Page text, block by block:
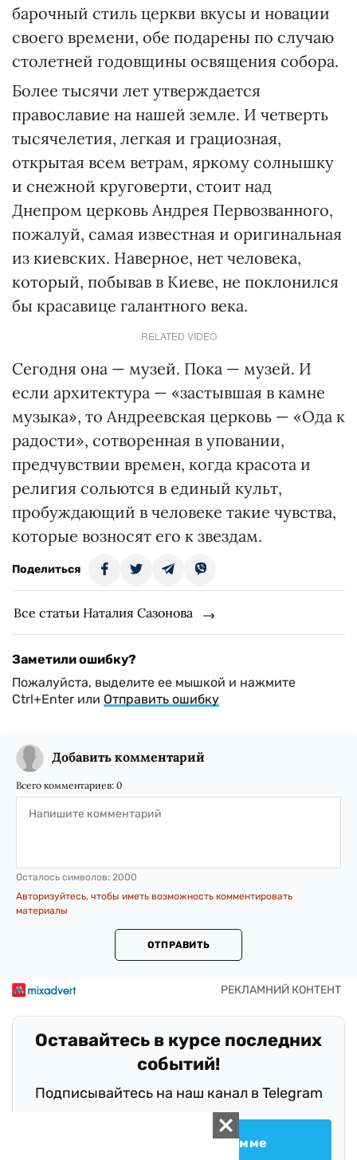
барочный стиль церкви вкусы и новации
своего времени, обе подарены по случаю
столетней годовщины освящения собора.
Более тысячи лет утверждается
православие на нашей земле. И четверть
тысячелетия, легкая и грациозная,
открытая всем ветрам, яркому солнышку
и снежной круговерти, стоит над
Днепром церковь Андрея Первозванного,
пожалуй, самая известная и оригинальная
из киевских. Наверное, нет человека,
который, побывав в Киеве, не поклонился
бы красавице галантного века.
RELATED VIDEO
Сегодня она — музей. Пока — музей. И
если архитектура — «застывшая в камне
музыка», то Андреевская церковь — «Ода к
радости», сотворенная в уповании,
предчувствии времен, когда красота и
религия сольются в единый культ,
пробуждающий в человеке такие чувства,
которые возносят его к звездам.
Поделиться
Все статьи Наталия Сазонова
Заметили ошибку?
Пожалуйста, выделите ее мышкой и нажмите
Ctrl+Enter или Отправить ошибку
Добавить комментарий
Всего комментариев: 0
Осталось символов: 2000
Авторизуйтесь, чтобы иметь возможность комментировать
материалы
ОТПРАВИТЬ
Оставайтесь в курсе последних
событий!
Подписывайтесь на наш канал в Telegram
Следить в Телеграмме